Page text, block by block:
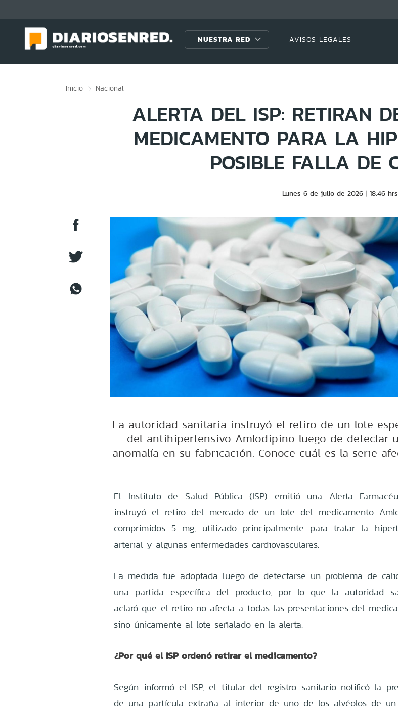
NUESTRA RED AVISOS LEGALES
Inicio Nacional
ALERTA DEL ISP: RETIRAN
MEDICAMENTO PARA LA
POSIBLE FALLA DE
Lunes 6 de julio de 2026 18:46 hrs
La autoridad sanitaria instruyó el retiro de un lote
del antihipertensivo Amlodipino luego de detectar
anomalía en su fabricación. Conoce cuál es la serie
El Instituto de Salud Pública (ISP) emitió una Alerta
instruyó el retiro del mercado de un lote del medicamento
comprimidos 5 mg, utilizado principalmente para tratar la
arterial y algunas enfermedades cardiovasculares.
La medida fue adoptada luego de detectarse un problema de
una partida específica del producto, por lo que la autoridad
aclaró que el retiro no afecta a todas las presentaciones del
sino únicamente al lote señalado en la alerta.
¿Por qué el ISP ordenó retirar el medicamento?
Según informó el ISP, el titular del registro sanitario notificó la
de una partícula extraña al interior de uno de los alvéolos de